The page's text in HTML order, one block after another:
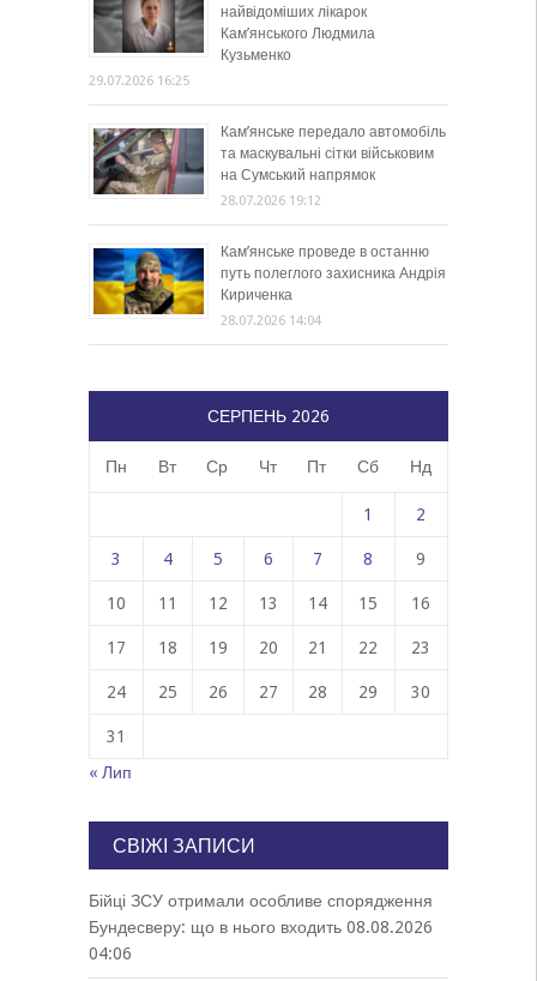
найвідоміших лікарок
Кам’янського Людмила
Кузьменко
29.07.2026 16:25
Кам’янське передало автомобіль
та маскувальні сітки військовим
на Сумський напрямок
28.07.2026 19:12
Кам’янське проведе в останню
путь полеглого захисника Андрія
Кириченка
28.07.2026 14:04
СЕРПЕНЬ 2026
Пн Вт Ср Чт Пт Сб Нд
1 2
3 4 5 6 7 8 9
10 11 12 13 14 15 16
17 18 19 20 21 22 23
24 25 26 27 28 29 30
31
« Лип
СВІЖІ ЗАПИСИ
Бійці ЗСУ отримали особливе спорядження
Бундесверу: що в нього входить 08.08.2026
04:06